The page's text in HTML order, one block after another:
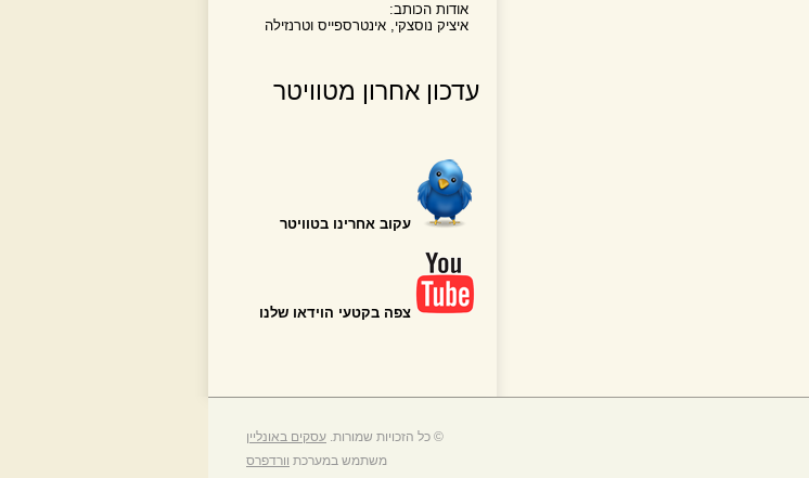
אודות הכותב:
איציק נוסצקי, אינטרספייס וטרנזילה
עדכון אחרון מטוויטר
עקוב אחרינו בטוויטר
צפה בקטעי הוידאו שלנו
© כל הזכויות שמורות. עסקים באונליין
משתמש במערכת וורדפרס